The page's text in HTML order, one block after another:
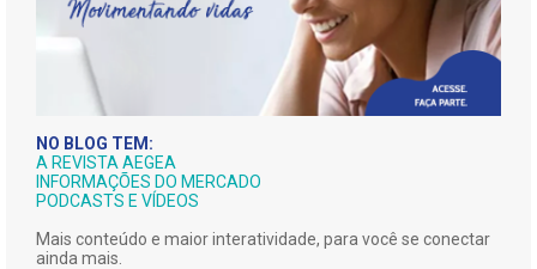
NO BLOG TEM:
A REVISTA AEGEA
INFORMAÇÕES DO MERCADO
PODCASTS E VÍDEOS
Mais conteúdo e maior interatividade, para você se conectar
ainda mais.